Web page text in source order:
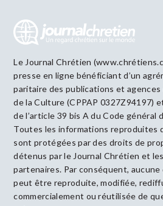
Le Journal Chrétien
presse en ligne bénéficiant d’un
paritaire des publications et
de la Culture (CPPAP 0327Z94197)
de l’article 39 bis A du Code général
Toutes les informations reproduites
sont protégées par des droits de
détenus par le Journal Chrétien et
partenaires. Par conséquent,
peut être reproduite, modifiée,
commercialement ou réutilisée de